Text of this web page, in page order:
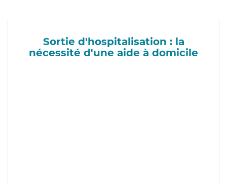
Sortie d'hospitalisation : la
nécessité d'une aide à domicile